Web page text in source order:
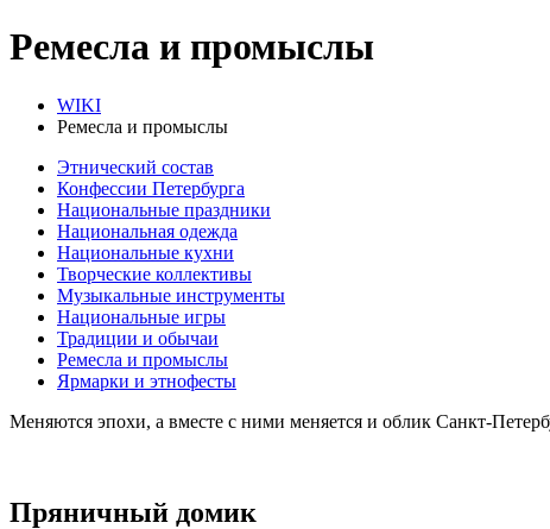
Ремесла и промыслы
WIKI
Ремесла и промыслы
Этнический состав
Конфессии Петербурга
Национальные праздники
Национальная одежда
Национальные кухни
Творческие коллективы
Музыкальные инструменты
Национальные игры
Традиции и обычаи
Ремесла и промыслы
Ярмарки и этнофесты
Меняются эпохи, а вместе с ними меняется и облик Санкт-
Пряничный домик